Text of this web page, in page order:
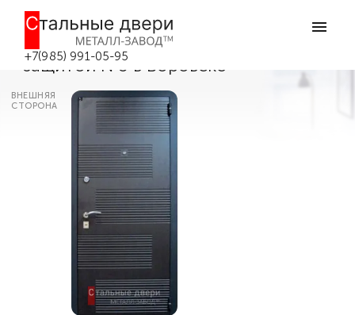
+7(985) 991-05-95
Входная взломостойкая дверь с
защитой №5 в Боровске
Главная
Металлические взломостойкие двери
ВНЕШНЯЯ
СТОРОНА